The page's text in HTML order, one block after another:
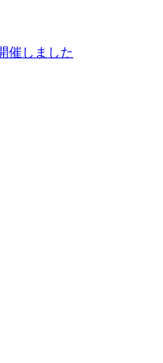
催しました